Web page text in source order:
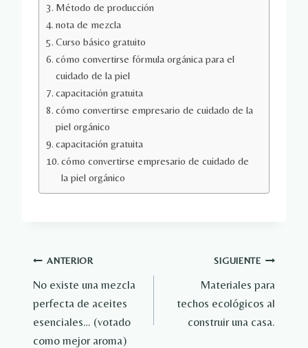
Método de producción
nota de mezcla
Curso básico gratuito
cómo convertirse fórmula orgánica para el
cuidado de la piel
capacitación gratuita
cómo convertirse empresario de cuidado de la
piel orgánico
capacitación gratuita
cómo convertirse empresario de cuidado de
la piel orgánico
Navegación
de
entradas
ANTERIOR
No existe una mezcla
perfecta de aceites
esenciales… (votado
como mejor aroma)
SIGUIENTE
Materiales para
techos ecológicos al
construir una casa.